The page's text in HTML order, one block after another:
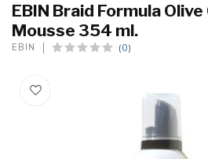
EBIN Braid Formula
Mousse 354 ml.
EBIN (0)